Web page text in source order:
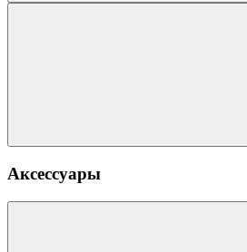
Аксессуары